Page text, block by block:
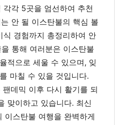
각 5곳을 엄선하여 추천
안 될 이스탄불의 핵심 볼
경험까지 총정리하여 안
통해 여러분은 이스탄불
적으로 세울 수 있으며, 잊
마칠 수 있을 것입니다.
데믹 이후 다시 활기를 되
맞이하고 있습니다. 최신
이스탄불 여행을 완벽하게